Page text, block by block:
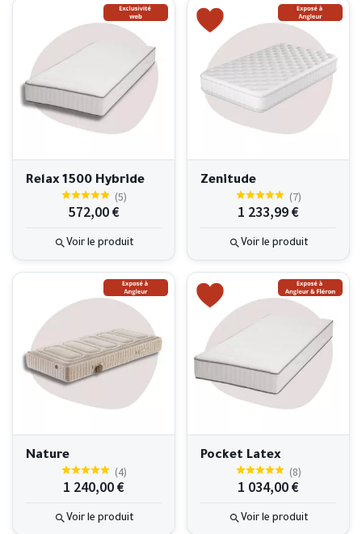
Relax 1500 Hybride
(5)
572,00 €
Voir le produit
Zenitude
(7)
1 233,99 €
Voir le produit
Nature
(4)
1 240,00 €
Voir le produit
Pocket Latex
(8)
1 034,00 €
Voir le produit